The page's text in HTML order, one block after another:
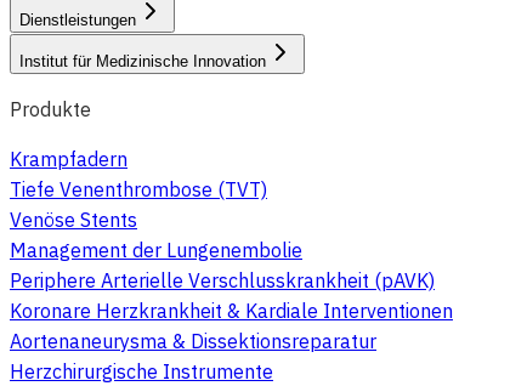
Dienstleistungen
Institut für Medizinische Innovation
Produkte
Krampfadern
Tiefe Venenthrombose (TVT)
Venöse Stents
Management der Lungenembolie
Periphere Arterielle Verschlusskrankheit (pAVK)
Koronare Herzkrankheit & Kardiale Interventionen
Aortenaneurysma & Dissektionsreparatur
Herzchirurgische Instrumente